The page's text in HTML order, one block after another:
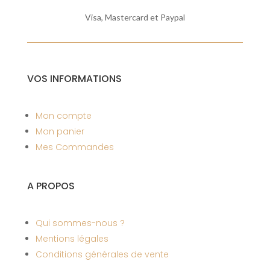
Visa, Mastercard et Paypal
VOS INFORMATIONS
Mon compte
Mon panier
Mes Commandes
A PROPOS
Qui sommes-nous ?
Mentions légales
Conditions générales de vente